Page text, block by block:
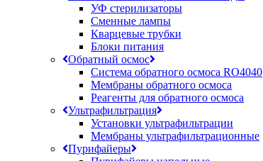
УФ стерилизаторы
Сменные лампы
Кварцевые трубки
Блоки питания
Обратный осмос
Система обратного осмоса RO4040
Мембраны обратного осмоса
Реагенты для обратного осмоса
Ультрафильтрация
Установки ультрафильтрации
Мембраны ультрафильтрационные
Пурифайеры